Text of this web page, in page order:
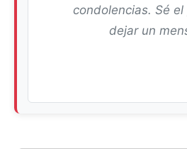
condolencias. Sé el
dejar un